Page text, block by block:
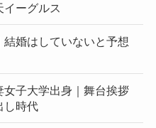
ーグルス
婚はしていないと予想
子大学出身｜舞台挨拶
し時代